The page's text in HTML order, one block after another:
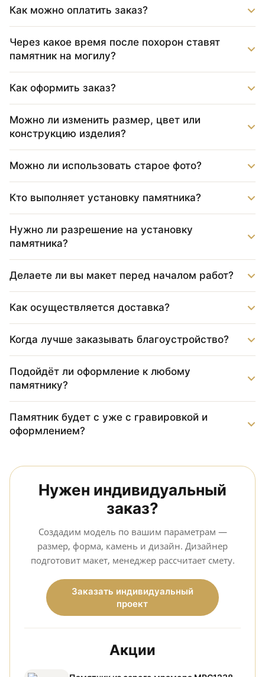
Как можно оплатить заказ?
Через какое время после похорон ставят
памятник на могилу?
Как оформить заказ?
Можно ли изменить размер, цвет или
конструкцию изделия?
Можно ли использовать старое фото?
Кто выполняет установку памятника?
Нужно ли разрешение на установку
памятника?
Делаете ли вы макет перед началом работ?
Как осуществляется доставка?
Когда лучше заказывать благоустройство?
Подойдёт ли оформление к любому
памятнику?
Памятник будет с уже с гравировкой и
оформлением?
Нужен индивидуальный
заказ?
Создадим модель по вашим параметрам —
размер, форма, камень и дизайн. Дизайнер
подготовит макет, менеджер рассчитает смету.
Заказать индивидуальный
проект
Акции